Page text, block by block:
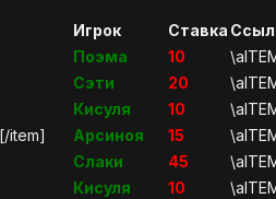
Игрок Ставка
Поэма 10
Сэти 20
Кисуля 10
item]
Арсиноя 15
Слаки 45
Кисуля 10